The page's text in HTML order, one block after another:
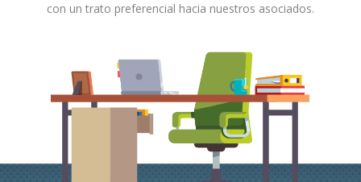
con un trato preferencial hacia nuestros asociados.